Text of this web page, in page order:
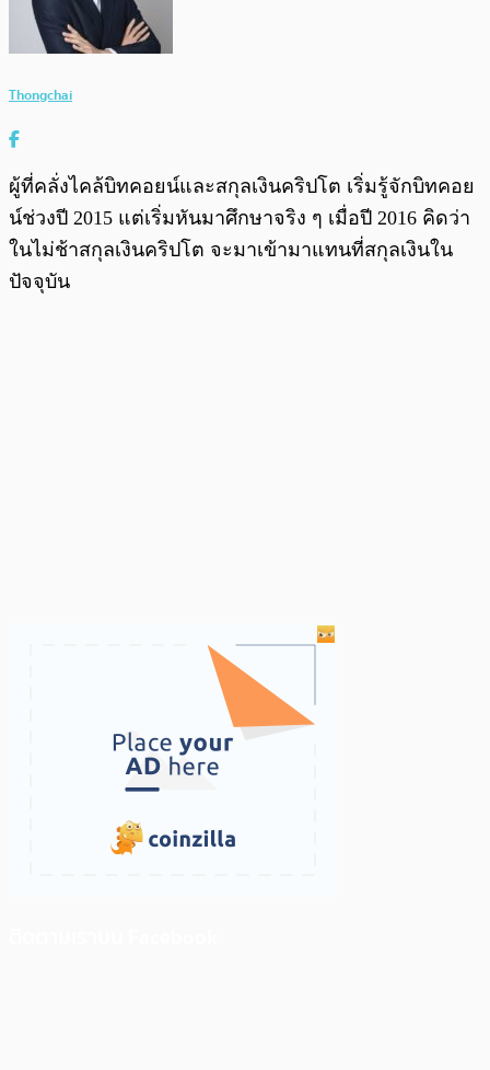
Thongchai
ผู้ที่คลั่งไคล้บิทคอยน์และสกุลเงินคริปโต เริ่มรู้จักบิทคอย
น์ช่วงปี 2015 แต่เริ่มหันมาศึกษาจริง ๆ เมื่อปี 2016 คิดว่า
ในไม่ช้าสกุลเงินคริปโต จะมาเข้ามาแทนที่สกุลเงินใน
ปัจจุบัน